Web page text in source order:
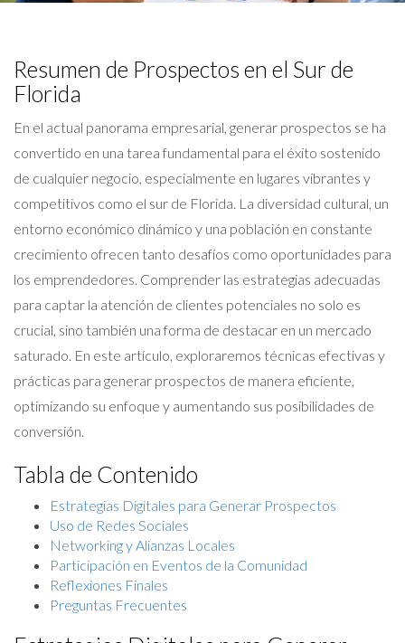
Resumen de Prospectos en el Sur de
Florida
En el actual panorama empresarial, generar prospectos se ha
convertido en una tarea fundamental para el éxito sostenido
de cualquier negocio, especialmente en lugares vibrantes y
competitivos como el sur de Florida. La diversidad cultural, un
entorno económico dinámico y una población en constante
crecimiento ofrecen tanto desafíos como oportunidades para
los emprendedores. Comprender las estrategias adecuadas
para captar la atención de clientes potenciales no solo es
crucial, sino también una forma de destacar en un mercado
saturado. En este artículo, exploraremos técnicas efectivas y
prácticas para generar prospectos de manera eficiente,
optimizando su enfoque y aumentando sus posibilidades de
conversión.
Tabla de Contenido
Estrategias Digitales para Generar Prospectos
Uso de Redes Sociales
Networking y Alianzas Locales
Participación en Eventos de la Comunidad
Reflexiones Finales
Preguntas Frecuentes